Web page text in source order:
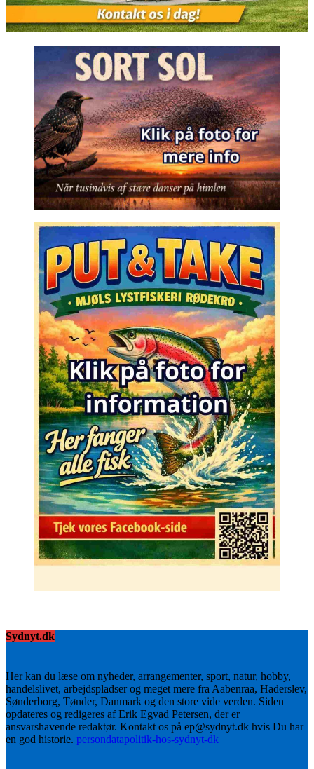
Sydnyt.dk
Her kan du læse om nyheder, arrangementer, sport, natur, hobby,
handelslivet, arbejdspladser og meget mere fra Aabenraa, Haderslev,
Sønderborg, Tønder, Danmark og den store vide verden. Siden
opdateres og redigeres af Erik Egvad Petersen, der er
ansvarshavende redaktør. Kontakt os på ep@sydnyt.dk hvis Du har
en god historie. persondatapolitik-hos-sydnyt-dk